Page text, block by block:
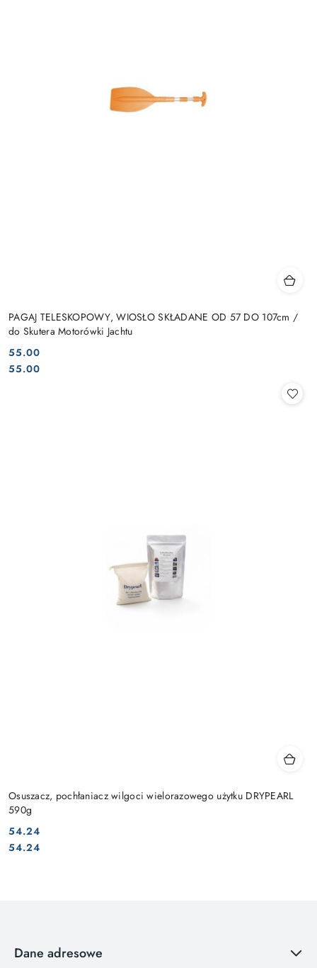
PAGAJ TELESKOPOWY, WIOSŁO SKŁADANE OD 57 DO 107cm /
do Skutera Motorówki Jachtu
Cena:
55.00
Cena:
55.00
Osuszacz, pochłaniacz wilgoci wielorazowego użytku DRYPEARL
590g
Cena:
54.24
Cena:
54.24
Dane adresowe